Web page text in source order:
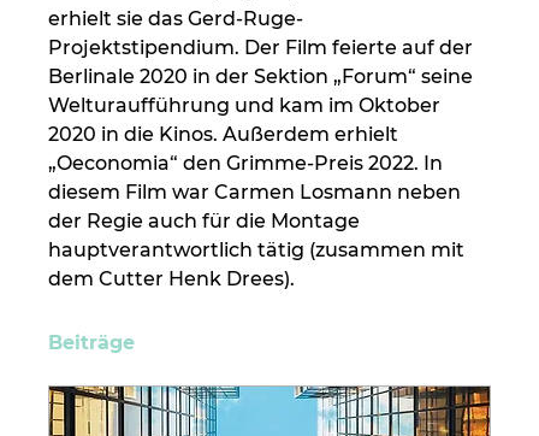
erhielt sie das Gerd-Ruge-
Projektstipendium. Der Film feierte auf der
Berlinale 2020 in der Sektion „Forum“ seine
Welturaufführung und kam im Oktober
2020 in die Kinos. Außerdem erhielt
„Oeconomia“ den Grimme-Preis 2022. In
diesem Film war Carmen Losmann neben
der Regie auch für die Montage
hauptverantwortlich tätig (zusammen mit
dem Cutter Henk Drees).
Beiträge